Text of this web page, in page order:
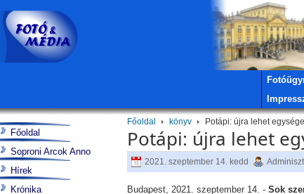
Főoldal könyv Potápi: újra lehet
Potápi: újra lehet
2021. szeptember 14. kedd
Budapest, 2021. szeptember 14. -Sok
Főoldal
Soproni Arcok Anno
Hírek
Krónika